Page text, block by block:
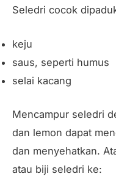
Seledri cocok
keju
saus, seperti humus
selai kacang
Mencampur seledri
dan lemon dapat
dan menyehatkan.
atau biji seledri ke: